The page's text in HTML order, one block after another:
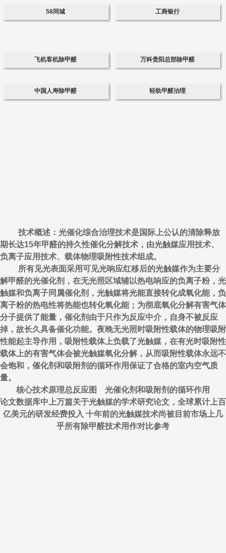
58同城 工商银行
飞机客机除甲醛 万科贵阳总部除甲醛
中国人寿除甲醛 轻轨甲醛治理
技术概述：光催化综合治理技术是国际上公认的清除释放
期长达15年甲醛的持久性催化分解技术，由光触媒应用技术、
负离子应用技术、载体物理吸附性技术组成。
所有见光表面采用可见光响应红移后的光触媒作为主要分
解甲醛的光催化剂，在无光照区域辅以热电响应的负离子粉，光
触媒和负离子同属催化剂，光触媒将光能直接转化成氧化能，负
离子粉的热电性将热能也转化氧化能；为彻底氧化分解有害气体
分子提供了能量，催化剂由于只作为反应中介，自身不被反应
掉，故长久具备催化功能。夜晚无光照时吸附性载体的物理吸附
性能起主导作用，吸附性载体上负载了光触媒，在有光时吸附性
载体上的有害气体会被光触媒氧化分解，从而吸附性载体永远不
会饱和，催化剂和吸附剂的循环作用保证了合格的室内空气质
量。
核心技术原理总反应图 光催化剂和吸附剂的循环作用
论文数据库中上万篇关于光触媒的学术研究论文，全球累计上百
亿美元的研发经费投入 十年前的光触媒技术尚被目前市场上几
乎所有除甲醛技术用作对比参考